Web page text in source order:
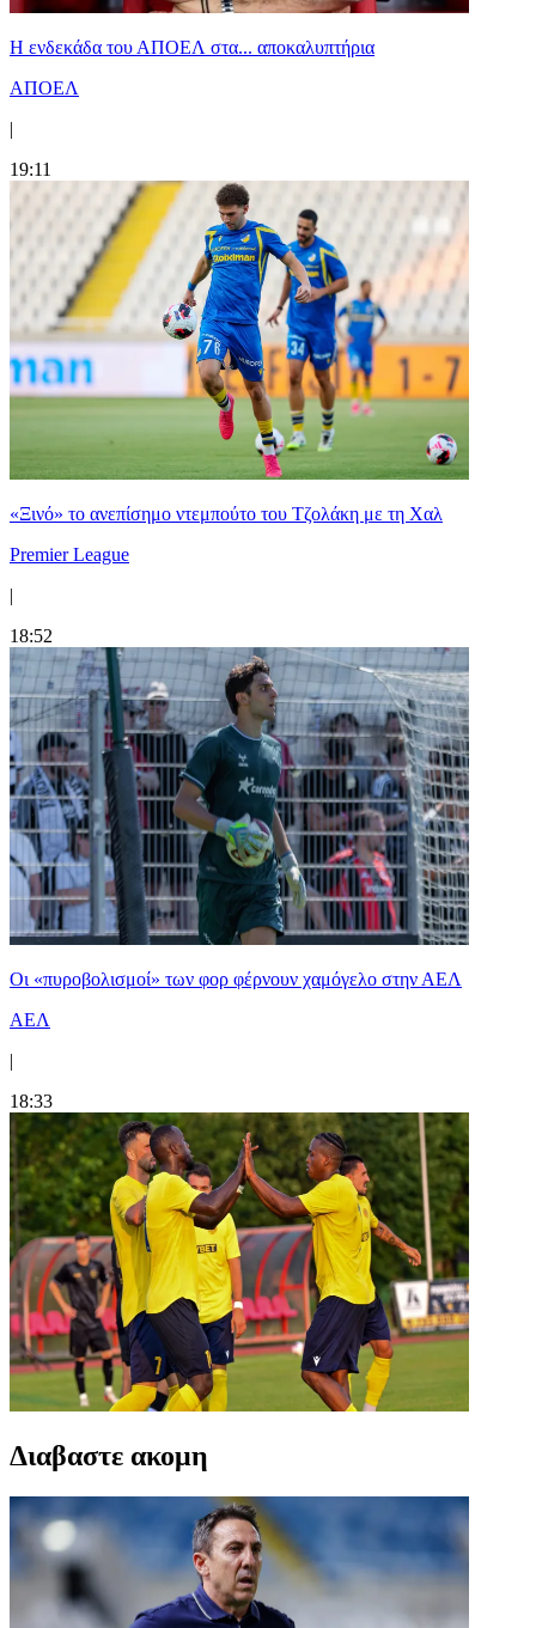
Η ενδεκάδα του ΑΠΟΕΛ στα... αποκαλυπτήρια
ΑΠΟΕΛ
|
19:11
«Ξινό» το ανεπίσημο ντεμπούτο του Τζολάκη με τη Χαλ
Premier League
|
18:52
Οι «πυροβολισμοί» των φορ φέρνουν χαμόγελο στην ΑΕΛ
ΑΕΛ
|
18:33
Διαβαστε ακομη